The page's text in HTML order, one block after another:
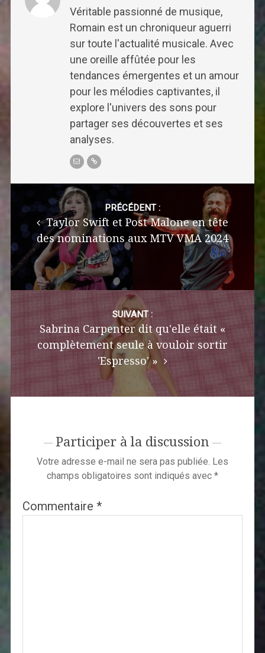
Véritable passionné de musique,
Romain est un chroniqueur aguerri
sur toute l'actualité musicale. Avec
une oreille affûtée pour les
tendances émergentes et un amour
pour les mélodies captivantes, il
explore l'univers des sons pour
partager ses découvertes et ses
analyses.
navigation
PRÉCÉDENT :
Taylor Swift et Post Malone en tête
des nominations aux MTV VMA 2024
SUIVANT :
Sabrina Carpenter dit qu'elle était «
complètement seule à vouloir sortir
'Espresso' »
Participer à la discussion
Votre adresse e-mail ne sera pas publiée. Les
champs obligatoires sont indiqués avec *
Commentaire *